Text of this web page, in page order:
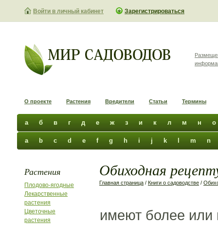
Войти в личный кабинет Зарегистрироваться
О проекте Растения Вредители Статьи Термины
а б в г д е ж з и к л м н о
a b c d e f g h i j k m n
Растения
Плодово-ягодные
Лекарственные
растения
Цветочные
растения
Обиходная
Главная страница / Книги о садоводстве /
имеют более или